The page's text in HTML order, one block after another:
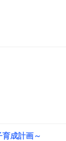
成計画～